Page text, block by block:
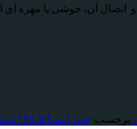
و اتصال آن، جوشی یا مهره
برچسب: شیر انبساط TS2دانفوس